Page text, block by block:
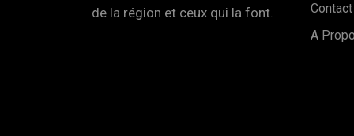
de la région et ceux qui la font.
Contact
A